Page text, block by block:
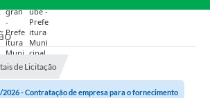
de Licitação
2026 - Contratação de empresa para o fornecimento